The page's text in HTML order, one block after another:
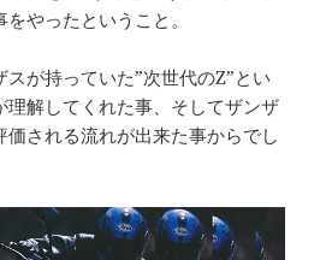
やったということ。
が持っていた”次世代のZ”とい
理解してくれた事、そしてザンザ
価される流れが出来た事からでし